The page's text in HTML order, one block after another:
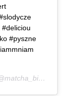
#pyszne
on